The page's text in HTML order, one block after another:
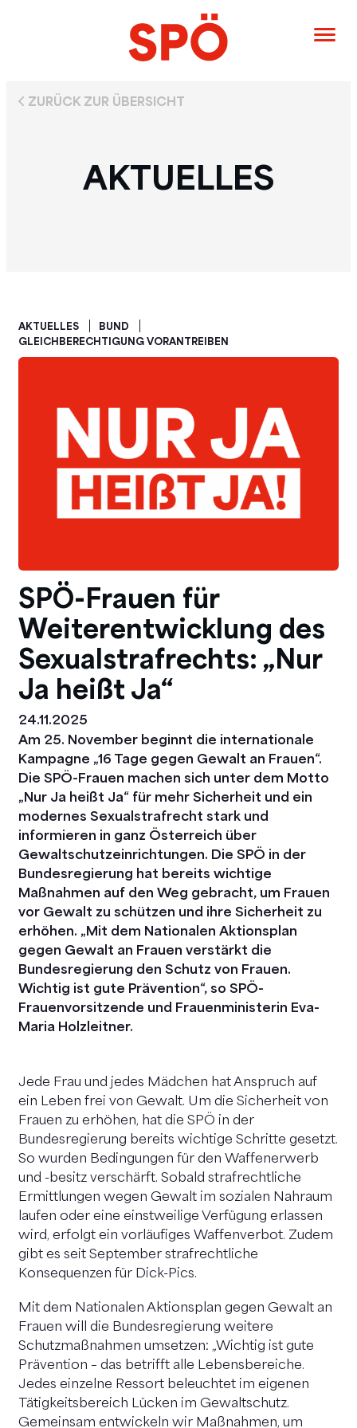
ZURÜCK ZUR ÜBERSICHT
AKTUELLES
AKTUELLES
BUND
GLEICHBERECHTIGUNG VORANTREIBEN
SPÖ-Frauen für
Weiterentwicklung des
Sexualstrafrechts: „Nur
Ja heißt Ja“
24.11.2025
Am 25. November beginnt die internationale
Kampagne „16 Tage gegen Gewalt an Frauen“.
Die SPÖ-Frauen machen sich unter dem Motto
„Nur Ja heißt Ja“ für mehr Sicherheit und ein
modernes Sexualstrafrecht stark und
informieren in ganz Österreich über
Gewaltschutzeinrichtungen. Die SPÖ in der
Bundesregierung hat bereits wichtige
Maßnahmen auf den Weg gebracht, um Frauen
vor Gewalt zu schützen und ihre Sicherheit zu
erhöhen. „Mit dem Nationalen Aktionsplan
gegen Gewalt an Frauen verstärkt die
Bundesregierung den Schutz von Frauen.
Wichtig ist gute Prävention“, so SPÖ-
Frauenvorsitzende und Frauenministerin Eva-
Maria Holzleitner.
Jede Frau und jedes Mädchen hat Anspruch auf
ein Leben frei von Gewalt. Um die Sicherheit von
Frauen zu erhöhen, hat die SPÖ in der
Bundesregierung bereits wichtige Schritte gesetzt.
So wurden Bedingungen für den Waffenerwerb
und -besitz verschärft. Sobald strafrechtliche
Ermittlungen wegen Gewalt im sozialen Nahraum
laufen oder eine einstweilige Verfügung erlassen
wird, erfolgt ein vorläufiges Waffenverbot. Zudem
gibt es seit September strafrechtliche
Konsequenzen für Dick-Pics.
Mit dem Nationalen Aktionsplan gegen Gewalt an
Frauen will die Bundesregierung weitere
Schutzmaßnahmen umsetzen: „Wichtig ist gute
Prävention – das betrifft alle Lebensbereiche.
Jedes einzelne Ressort beleuchtet im eigenen
Tätigkeitsbereich Lücken im Gewaltschutz.
Gemeinsam entwickeln wir Maßnahmen, um